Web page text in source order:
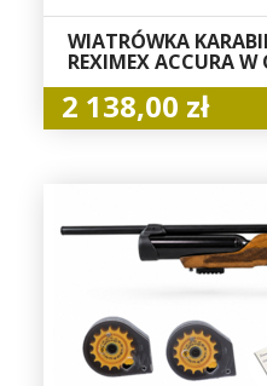
WIATRÓWKA
REXIMEX ACCURA
2 138,00 zł